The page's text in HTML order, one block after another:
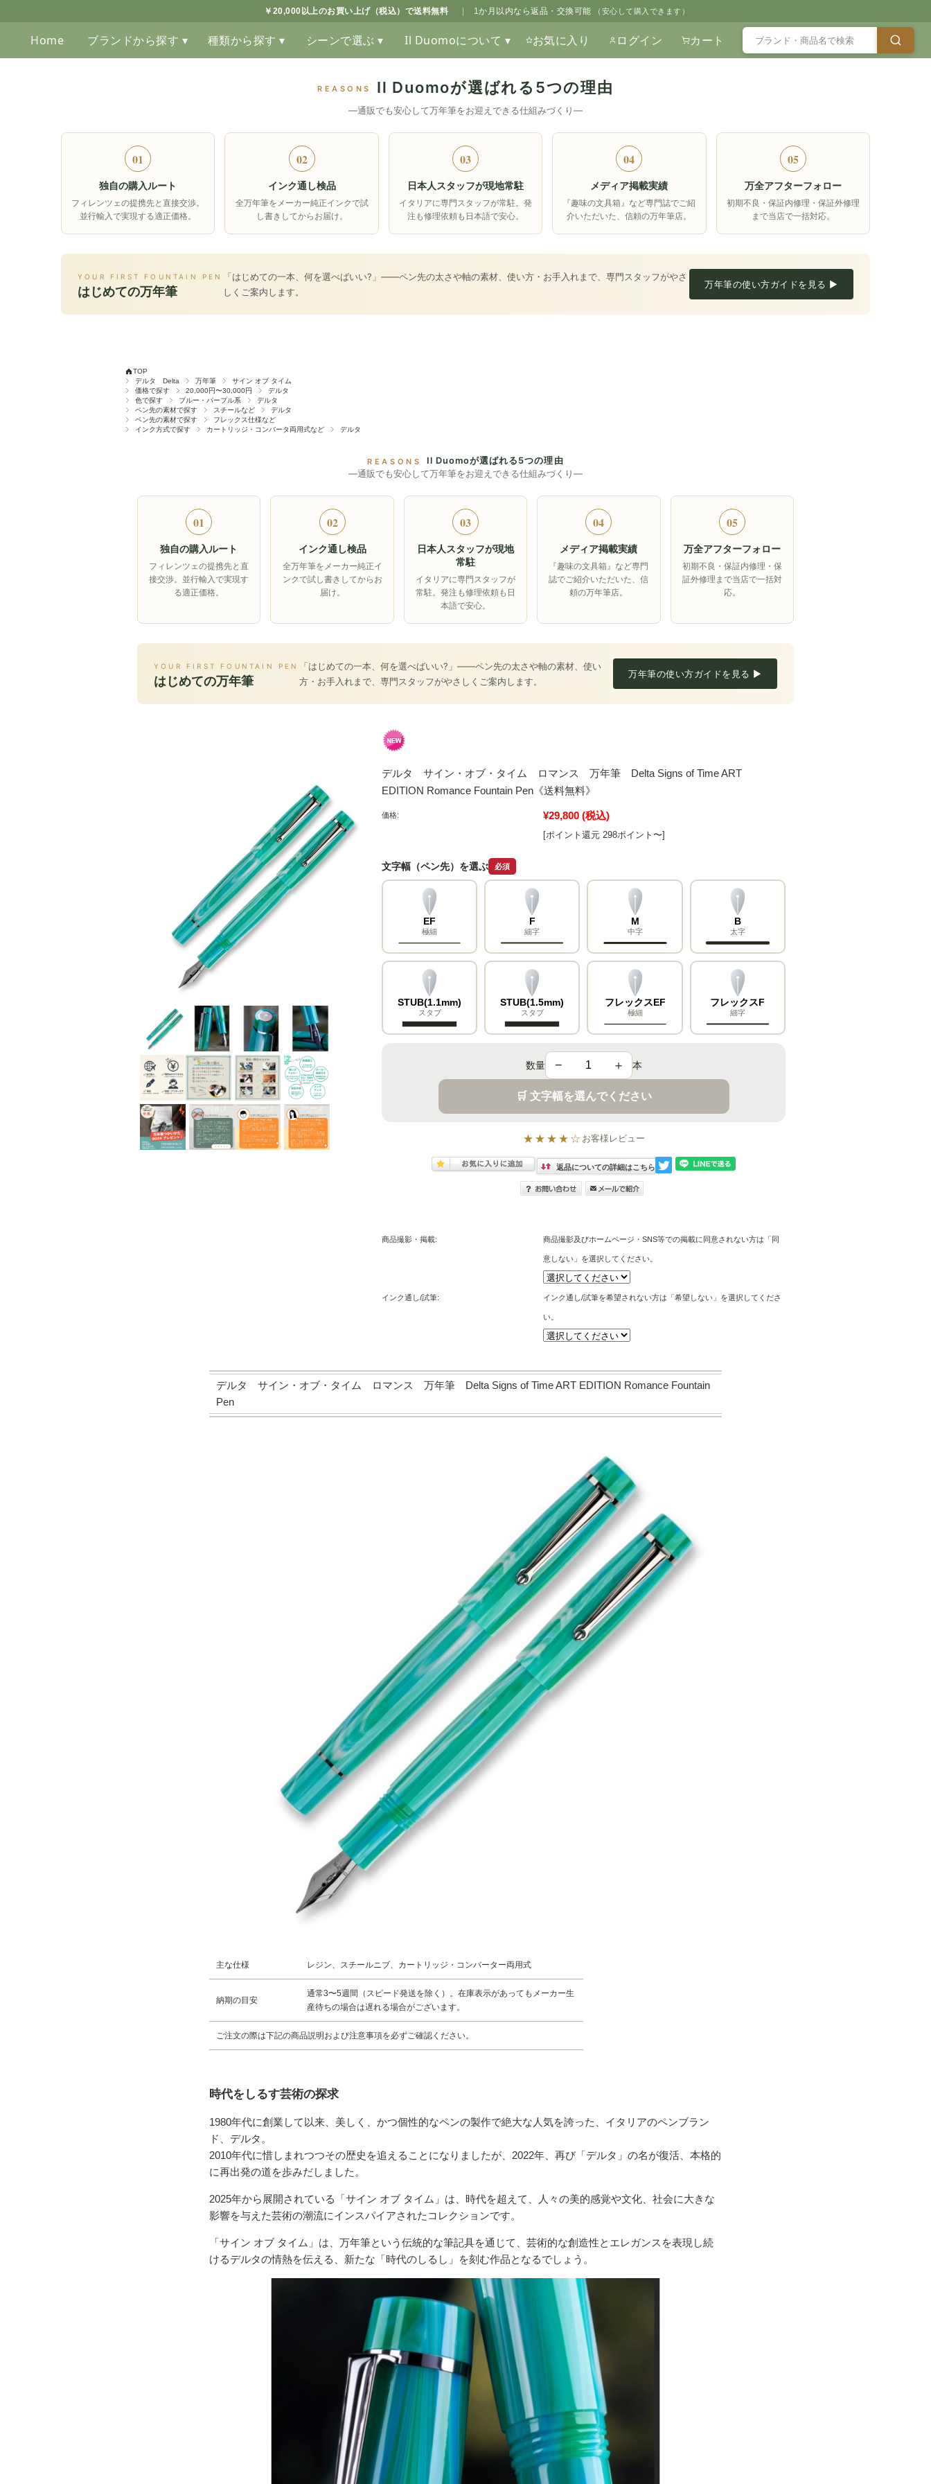
￥20,000以上のお買い上げ（税込）で送料無料 1か月以内なら返品・交換可能 （安心して購入できます）
Home ブランドから探す ▾ 種類から探す ▾ シーンで選ぶ ▾ Il Duomoについて ▾ お気に入り ログイン カート
REASONS Il Duomoが選ばれる5つの理由
―通販でも安心して万年筆をお迎えできる仕組みづくり―
01
独自の購入ルート
フィレンツェの提携先と直接交渉。
並行輸入で実現する適正価格。
02
インク通し検品
全万年筆をメーカー純正インクで試
し書きしてからお届け。
03
日本人スタッフが現地常駐
イタリアに専門スタッフが常駐。発
注も修理依頼も日本語で安心。
04
メディア掲載実績
『趣味の文具箱』など専門誌でご紹
介いただいた、信頼の万年筆店。
05
万全アフターフォロー
初期不良・保証内修理・保証外修理
まで当店で一括対応。
YOUR FIRST FOUNTAIN PEN
はじめての万年筆
「はじめての一本、何を選べばいい?」――ペン先の太さや軸の素材、使い方・お手入れまで、専門スタッフがやさ
しくご案内します。
万年筆の使い方ガイドを見る ▶
TOP
デルタ Delta
万年筆
サイン オブ タイム
価格で探す
20,000円〜30,000円
デルタ
色で探す
ブルー・パープル系
デルタ
ペン先の素材で探す
スチールなど
デルタ
ペン先の素材で探す
フレックス仕様など
インク方式で探す
カートリッジ・コンバータ両用式など デルタ
REASONS Il Duomoが選ばれる5つの理由
―通販でも安心して万年筆をお迎えできる仕組みづくり―
01
独自の購入ルート
フィレンツェの提携先と直
接交渉。並行輸入で実現す
る適正価格。
02
インク通し検品
全万年筆をメーカー純正イ
ンクで試し書きしてからお
届け。
03
日本人スタッフが現地
常駐
イタリアに専門スタッフが
常駐。発注も修理依頼も日
本語で安心。
04
メディア掲載実績
『趣味の文具箱』など専門
誌でご紹介いただいた、信
頼の万年筆店。
05
万全アフターフォロー
初期不良・保証内修理・保
証外修理まで当店で一括対
応。
YOUR FIRST FOUNTAIN PEN
はじめての万年筆
「はじめての一本、何を選べばいい?」――ペン先の太さや軸の素材、使い
方・お手入れまで、専門スタッフがやさしくご案内します。
万年筆の使い方ガイドを見る ▶
デルタ サイン・オブ・タイム ロマンス 万年筆 Delta Signs of Time ART
EDITION Romance Fountain Pen《送料無料》
価格: ¥29,800 (税込)
[ポイント還元 298ポイント〜]
文字幅（ペン先）を選ぶ 必須
EF
極細
F
細字
M
中字
B
太字
STUB(1.1mm)
スタブ
STUB(1.5mm)
スタブ
フレックスEF
極細
フレックスF
細字
数量 − ＋ 本
🛒 文字幅を選んでください
★★★★☆ お客様レビュー
返品についての詳細はこちら
商品撮影・掲載: 商品撮影及びホームページ・SNS等での掲載に同意されない方は「同
意しない」を選択してください。
インク通し/試筆: インク通し/試筆を希望されない方は「希望しない」を選択してくださ
い。
デルタ サイン・オブ・タイム ロマンス 万年筆 Delta Signs of Time ART EDITION Romance Fountain
Pen
主な仕様 レジン、スチールニブ、カートリッジ・コンバーター両用式
納期の目安
通常3〜5週間（スピード発送を除く）。在庫表示があってもメーカー生
産待ちの場合は遅れる場合がございます。
ご注文の際は下記の商品説明および注意事項を必ずご確認ください。
時代をしるす芸術の探求
1980年代に創業して以来、美しく、かつ個性的なペンの製作で絶大な人気を誇った、イタリアのペンブラン
ド、デルタ。
2010年代に惜しまれつつその歴史を追えることになりましたが、2022年、再び「デルタ」の名が復活、本格的
に再出発の道を歩みだしました。
2025年から展開されている「サイン オブ タイム」は、時代を超えて、人々の美的感覚や文化、社会に大きな
影響を与えた芸術の潮流にインスパイアされたコレクションです。
「サイン オブ タイム」は、万年筆という伝統的な筆記具を通じて、芸術的な創造性とエレガンスを表現し続
けるデルタの情熱を伝える、新たな「時代のしるし」を刻む作品となるでしょう。